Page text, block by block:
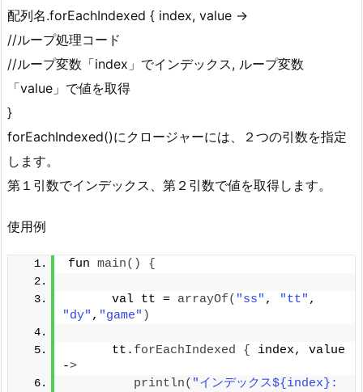
配列名.forEachIndexed { index, value ->
//ループ処理コード
//ループ変数「index」でインデックス, ループ変数
「value」で値を取得
}
forEachIndexed()にクロージャーには、２つの引数を指定
します。
第１引数でインデックス、第２引数で値を取得します。
使用例
fun main() {
      val tt =
arrayOf( "ss" , "tt"
"dy" , "game" )
      tt.
forEachIndexed {
index, value
->
println( "インデックス${index}: